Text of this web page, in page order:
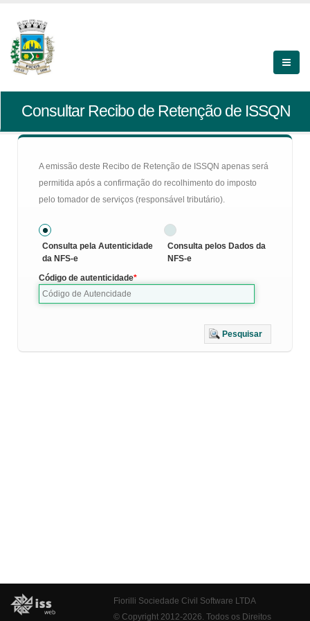
Consultar Recibo de Retenção de ISSQN
A emissão deste Recibo de Retenção de ISSQN apenas será
permitida após a confirmação do recolhimento do imposto
pelo tomador de serviços (responsável tributário).
Consulta pela Autenticidade
da NFS-e
Consulta pelos Dados da
NFS-e
Código de autenticidade
Pesquisar
Fiorilli Sociedade Civil Software LTDA
© Copyright 2012-2026. Todos os Direitos